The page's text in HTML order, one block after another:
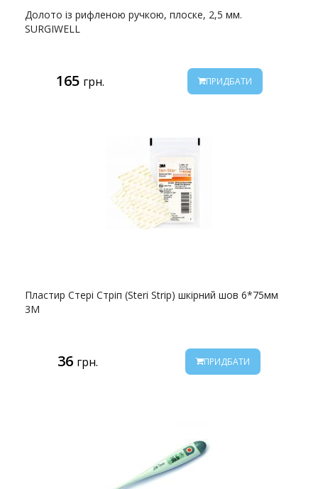
Долото із рифленою ручкою, плоске, 2,5 мм.
SURGIWELL
165 грн. ПРИДБАТИ
Пластир Стері Стріп (Steri Strip) шкірний шов 6*75мм
3M
36 грн. ПРИДБАТИ